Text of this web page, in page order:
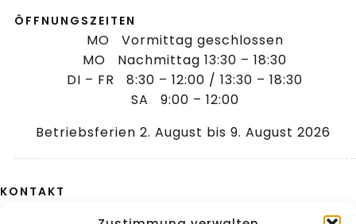
ÖFFNUNGSZEITEN
MO Vormittag geschlossen
MO Nachmittag 13:30 – 18:30
DI – FR 8:30 – 12:00 / 13:30 – 18:30
SA 9:00 – 12:00
Betriebsferien 2. August bis 9. August 2026
KONTAKT